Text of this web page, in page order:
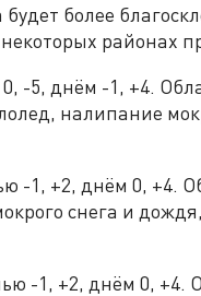
более
районах
-5, днём -1, +4.
налипание
-1, +2, днём 0, +4.
снега и
-1, +2, днём 0, +4.